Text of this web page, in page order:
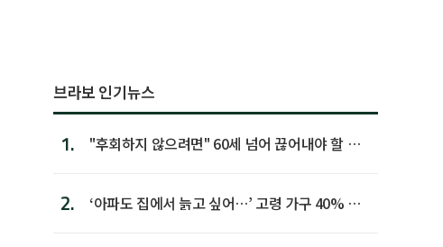
브라보 인기뉴스
1.
"후회하지 않으려면" 60세 넘어 끊어내야 할 사
2.
‘아파도 집에서 늙고 싶어…’ 고령 가구 40% 노